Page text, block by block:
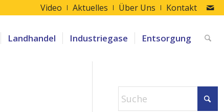
Video Aktuelles Über Uns Kontakt
Landhandel Industriegase Entsorgung